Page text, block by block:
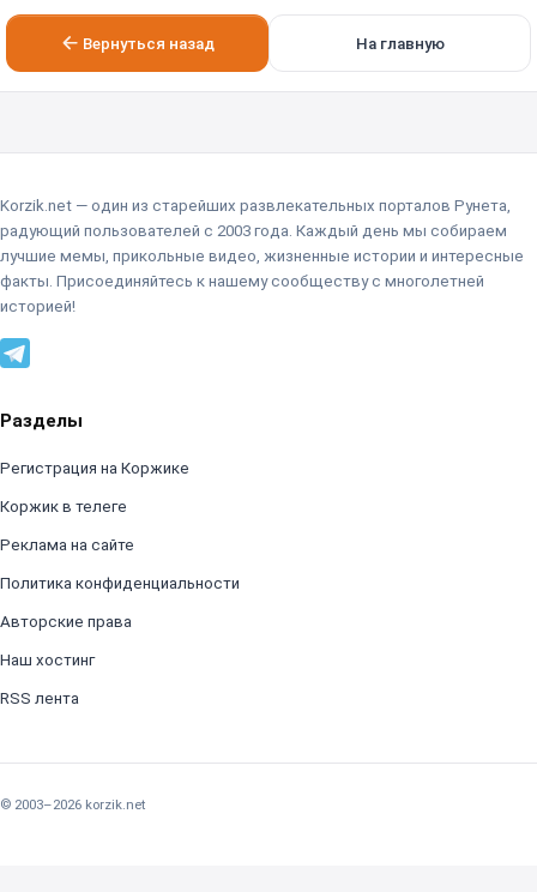
Вернуться назад На главную
Korzik.net — один из старейших развлекательных порталов Рунета,
радующий пользователей с 2003 года. Каждый день мы собираем
лучшие мемы, прикольные видео, жизненные истории и интересные
факты. Присоединяйтесь к нашему сообществу с многолетней
историей!
Разделы
Регистрация на Коржике
Коржик в телеге
Реклама на сайте
Политика конфиденциальности
Авторские права
Наш хостинг
RSS лента
© 2003–2026 korzik.net